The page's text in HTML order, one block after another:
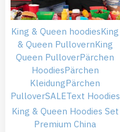
King & Queen hoodiesKing
& Queen PullovernKing
Queen PulloverPärchen
HoodiesPärchen
KleidungPärchen
PulloverSALEText Hoodies
King & Queen Hoodies Set
Premium China